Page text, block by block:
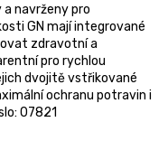
a navrženy pro
GN mají integrované
zdravotní a
pro rychlou
dvojitě vstřikované
ochranu potravin i
07821